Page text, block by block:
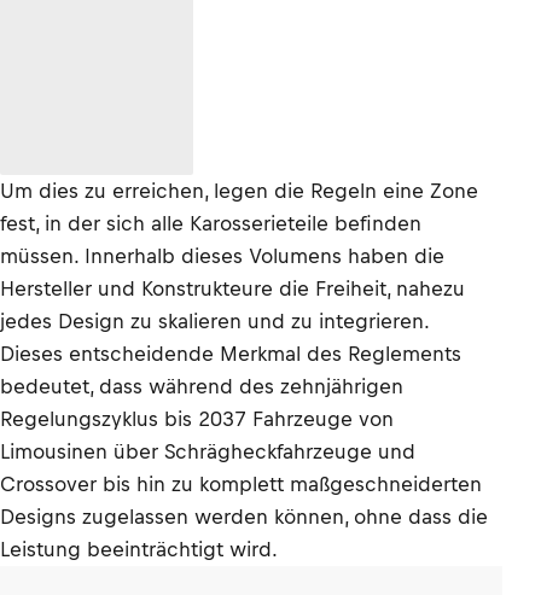
Um dies zu erreichen, legen die Regeln eine Zone
fest, in der sich alle Karosserieteile befinden
müssen. Innerhalb dieses Volumens haben die
Hersteller und Konstrukteure die Freiheit, nahezu
jedes Design zu skalieren und zu integrieren.
Dieses entscheidende Merkmal des Reglements
bedeutet, dass während des zehnjährigen
Regelungszyklus bis 2037 Fahrzeuge von
Limousinen über Schrägheckfahrzeuge und
Crossover bis hin zu komplett maßgeschneiderten
Designs zugelassen werden können, ohne dass die
Leistung beeinträchtigt wird.